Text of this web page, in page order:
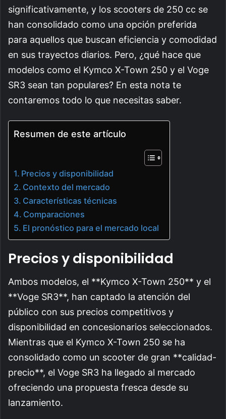
significativamente, y los scooters de 250 cc se
han consolidado como una opción preferida
para aquellos que buscan eficiencia y comodidad
en sus trayectos diarios. Pero, ¿qué hace que
modelos como el Kymco X-Town 250 y el Voge
SR3 sean tan populares? En esta nota te
contaremos todo lo que necesitas saber.
Resumen de este artículo
Precios y disponibilidad
Contexto del mercado
Características técnicas
Comparaciones
El pronóstico para el mercado local
Precios y disponibilidad
Ambos modelos, el **Kymco X-Town 250** y el
**Voge SR3**, han captado la atención del
público con sus precios competitivos y
disponibilidad en concesionarios seleccionados.
Mientras que el Kymco X-Town 250 se ha
consolidado como un scooter de gran **calidad-
precio**, el Voge SR3 ha llegado al mercado
ofreciendo una propuesta fresca desde su
lanzamiento.